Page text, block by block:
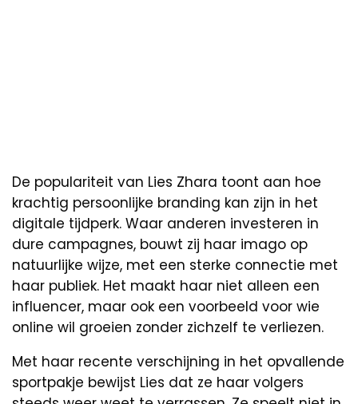
De populariteit van Lies Zhara toont aan hoe
krachtig persoonlijke branding kan zijn in het
digitale tijdperk. Waar anderen investeren in
dure campagnes, bouwt zij haar imago op
natuurlijke wijze, met een sterke connectie met
haar publiek. Het maakt haar niet alleen een
influencer, maar ook een voorbeeld voor wie
online wil groeien zonder zichzelf te verliezen.
Met haar recente verschijning in het opvallende
sportpakje bewijst Lies dat ze haar volgers